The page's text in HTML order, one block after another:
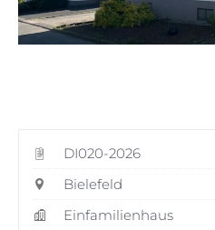
DI020-2026
Bielefeld
Einfamilienhaus